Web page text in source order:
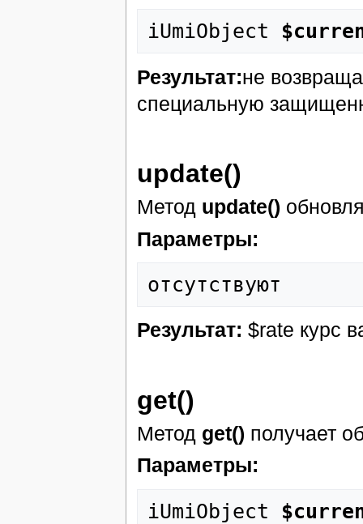
iUmiObject
Результат:не
специальную
update()
Метод update()
Параметры:
Результат: $rate курс
get()
Метод get() получает
Параметры:
iUmiObject